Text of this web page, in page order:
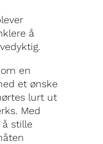
å
en
et ønske
lurt ut
Med
å stille